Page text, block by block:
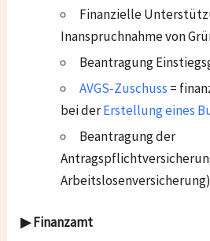
Finanzielle
Inanspruchnahme von
Beantragung
AVGS-Zuschuss =
bei derErstellung eines
Beantragung der
Arbeitslosenversicherung)
▶ Finanzamt